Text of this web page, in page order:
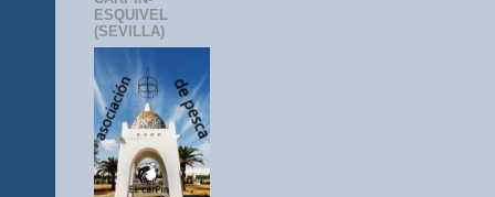
ESQUIVEL
(SEVILLA)